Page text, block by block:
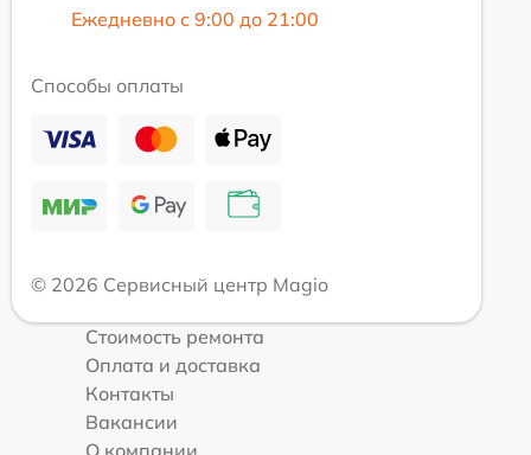
Ежедневно с 9:00 до 21:00
Способы оплаты
© 2026 Сервисный центр Magio
Стоимость ремонта
Оплата и доставка
Контакты
Вакансии
О компании